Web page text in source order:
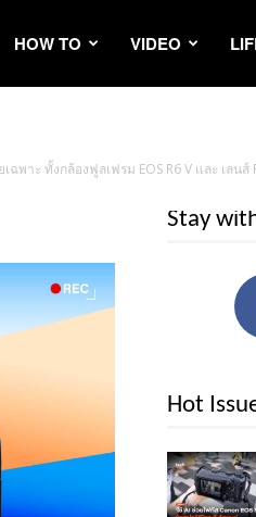
HOW TO VIDEO
ะ ทั้งกล้องฟูลเฟรม EOS R6 V และ เลนส์
Stay
Hot